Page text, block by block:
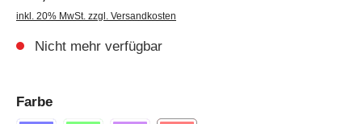
inkl. 20% MwSt. zzgl. Versandkosten
Nicht mehr verfügbar
Farbe